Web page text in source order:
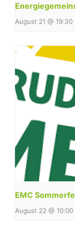
August 21 @ 19:30
EMC
August 22 @ 10:00